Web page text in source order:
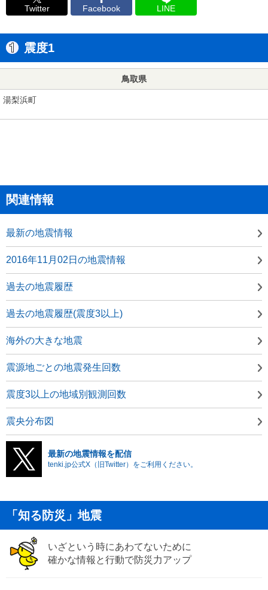
Twitter Facebook LINE
震度1
鳥取県
湯梨浜町
関連情報
最新の地震情報
2016年11月02日の地震情報
過去の地震履歴
過去の地震履歴(震度3以上)
海外の大きな地震
震源地ごとの地震発生回数
震度3以上の地域別観測回数
震央分布図
最新の地震情報を配信
tenki.jp公式X（旧Twitter）をご利用ください。
「知る防災」地震
いざという時にあわてないために
確かな情報と行動で防災力アップ